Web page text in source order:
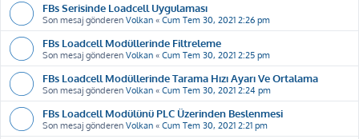
FBs Serisinde Loadcell Uygulaması
Son mesaj gönderen Volkan « Cum Tem 30, 2021 2:26 pm
FBs Loadcell Modüllerinde Filtreleme
Son mesaj gönderen Volkan « Cum Tem 30, 2021 2:25 pm
FBs Loadcell Modüllerinde Tarama Hızı Ayarı Ve Ortalama
Son mesaj gönderen Volkan « Cum Tem 30, 2021 2:24 pm
FBs Loadcell Modülünü PLC Üzerinden Beslenmesi
Son mesaj gönderen Volkan « Cum Tem 30, 2021 2:21 pm